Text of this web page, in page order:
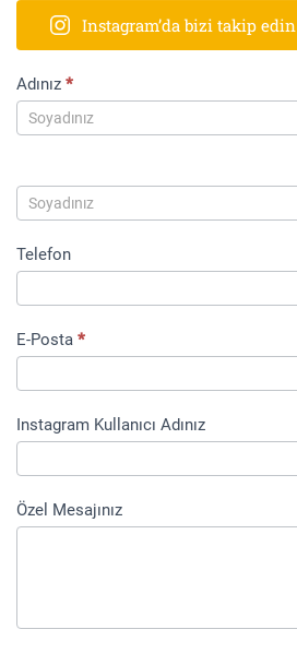
Instagram’da bizi takip edin
AVM
Etkinlik
Kayıt
Adınız *
Telefon
E-Posta *
Instagram Kullanıcı Adınız
Özel Mesajınız